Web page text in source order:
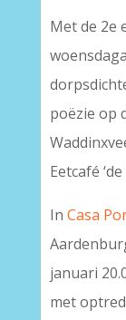
Met de 2e
poëzie op
Eetcafé ‘de
In Casa
januari
met